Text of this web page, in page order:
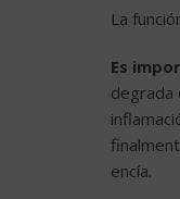
La
Es
degrada
encía.